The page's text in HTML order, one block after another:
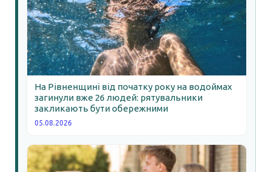
На Рівненщині від початку року на водоймах
загинули вже 26 людей: рятувальники
закликають бути обережними
05.08.2026